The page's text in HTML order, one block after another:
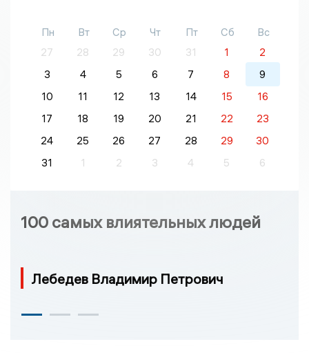
Пн Вт Ср Чт Пт Сб
Вс
27
28 29 30 31 1
2
3
4 5 6 7 8
9
10
11 12 13 14 15
16
17
18 19 20 21 22
23
24
25 26 27 28 29
30
31
1 2 3 4 5 6
100 самых влиятельных людей
Лебедев Владимир Петрович